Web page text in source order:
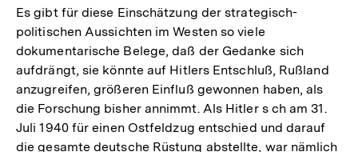
der
Fußnote
Es gibt für diese Einschätzung der strategisch-
politischen Aussichten im Westen so viele
dokumentarische Belege, daß der Gedanke sich
aufdrängt, sie könnte auf Hitlers Entschluß, Rußland
anzugreifen, größeren Einfluß gewonnen haben, als
die Forschung bisher annimmt. Als Hitler s ch am 31.
Juli 1940 für einen Ostfeldzug entschied und darauf
die gesamte deutsche Rüstung abstellte, war nämlich